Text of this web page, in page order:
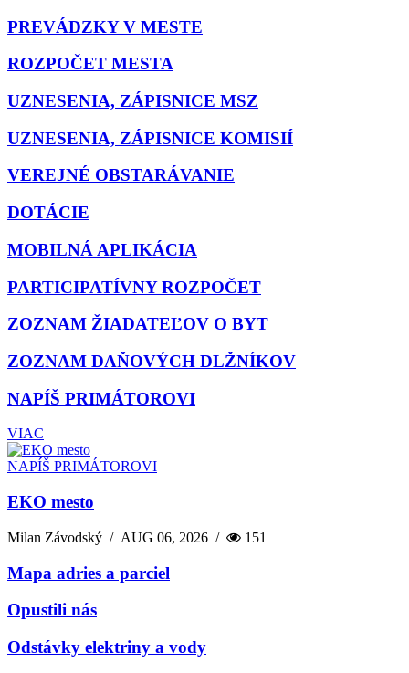
PREVÁDZKY V MESTE
ROZPOČET MESTA
UZNESENIA, ZÁPISNICE MSZ
UZNESENIA, ZÁPISNICE KOMISIÍ
VEREJNÉ OBSTARÁVANIE
DOTÁCIE
MOBILNÁ APLIKÁCIA
PARTICIPATÍVNY ROZPOČET
ZOZNAM ŽIADATEĽOV O BYT
ZOZNAM DAŇOVÝCH DLŽNÍKOV
NAPÍŠ PRIMÁTOROVI
VIAC
NAPÍŠ PRIMÁTOROVI
EKO mesto
Milan Závodský /AUG 06, 2026 / 151
Mapa adries a parciel
Opustili nás
Odstávky elektriny a vody